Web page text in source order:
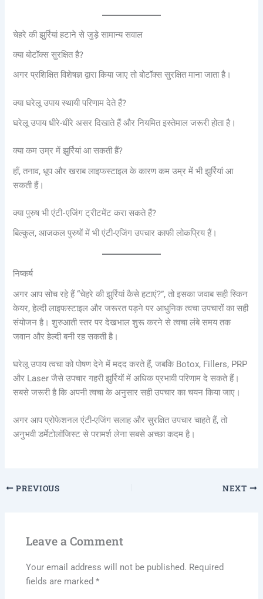
चेहरे की झुर्रियां हटाने से जुड़े सामान्य सवाल
क्या बोटॉक्स सुरक्षित है?
अगर प्रशिक्षित विशेषज्ञ द्वारा किया जाए तो बोटॉक्स सुरक्षित माना जाता है।
क्या घरेलू उपाय स्थायी परिणाम देते हैं?
घरेलू उपाय धीरे-धीरे असर दिखाते हैं और नियमित इस्तेमाल जरूरी होता है।
क्या कम उम्र में झुर्रियां आ सकती हैं?
हाँ, तनाव, धूप और खराब लाइफस्टाइल के कारण कम उम्र में भी झुर्रियां आ
सकती हैं।
क्या पुरुष भी एंटी-एजिंग ट्रीटमेंट करा सकते हैं?
बिल्कुल, आजकल पुरुषों में भी एंटी-एजिंग उपचार काफी लोकप्रिय हैं।
निष्कर्ष
अगर आप सोच रहे हैं “चेहरे की झुर्रियां कैसे हटाएं?”, तो इसका जवाब सही स्किन
केयर, हेल्दी लाइफस्टाइल और जरूरत पड़ने पर आधुनिक त्वचा उपचारों का सही
संयोजन है। शुरुआती स्तर पर देखभाल शुरू करने से त्वचा लंबे समय तक
जवान और हेल्दी बनी रह सकती है।
घरेलू उपाय त्वचा को पोषण देने में मदद करते हैं, जबकि Botox, Fillers, PRP
और Laser जैसे उपचार गहरी झुर्रियों में अधिक प्रभावी परिणाम दे सकते हैं।
सबसे जरूरी है कि अपनी त्वचा के अनुसार सही उपचार का चयन किया जाए।
अगर आप प्रोफेशनल एंटी-एजिंग सलाह और सुरक्षित उपचार चाहते हैं, तो
अनुभवी डर्मेटोलॉजिस्ट से परामर्श लेना सबसे अच्छा कदम है।
PREVIOUS NEXT
Leave a Comment
Your email address will not be published. Required
fields are marked*